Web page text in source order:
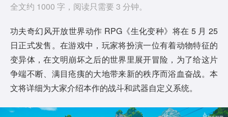
全文约 1000 字，阅读只需要 3 分钟。
功夫奇幻风开放世界动作 RPG《生化变种》将在 5 月 25
日正式发售。在游戏中，玩家将扮演一位有着动物特征的
变异体，在文明崩坏之后的世界里展开冒险，为了给这片
争端不断、满目疮痍的大地带来新的秩序而浴血奋战。本
文将详细为大家介绍本作的战斗和武器自定义系统。